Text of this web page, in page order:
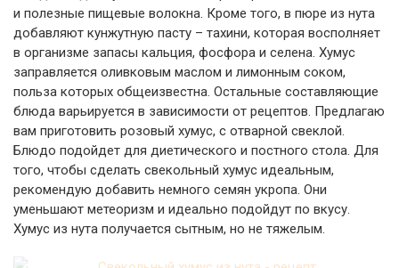
и полезные пищевые волокна. Кроме того, в пюре из нута
добавляют кунжутную пасту – тахини, которая восполняет
в организме запасы кальция, фосфора и селена. Хумус
заправляется оливковым маслом и лимонным соком,
польза которых общеизвестна. Остальные составляющие
блюда варьируется в зависимости от рецептов. Предлагаю
вам приготовить розовый хумус, с отварной свеклой.
Блюдо подойдет для диетического и постного стола. Для
того, чтобы сделать свекольный хумус идеальным,
рекомендую добавить немного семян укропа. Они
уменьшают метеоризм и идеально подойдут по вкусу.
Хумус из нута получается сытным, но не тяжелым.